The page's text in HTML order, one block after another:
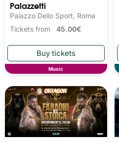
Palazzetti
Palazzo Dello Sport, Roma
Tickets from 45.00€
Music